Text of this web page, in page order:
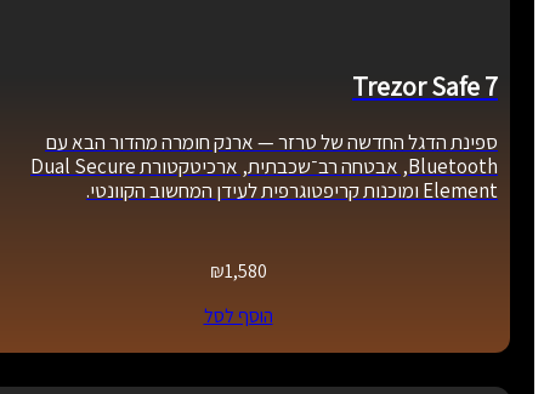
Trezor Safe 7
ספינת הדגל החדשה של טרזר — ארנק חומרה מהדור הבא עם
Bluetooth, אבטחה רב־שכבתית, ארכיטקטורת Dual Secure
Element ומוכנות קריפטוגרפית לעידן המחשוב הקוונטי.
₪1,580
הוסף לסל